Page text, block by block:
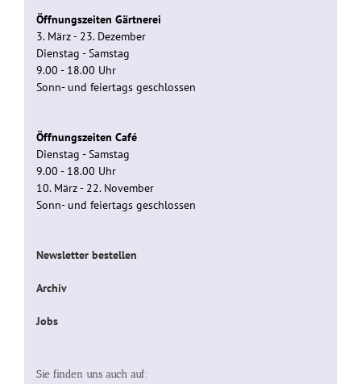
Öffnungszeiten Gärtnerei
3. März - 23. Dezember
Dienstag - Samstag
9.00 - 18.00 Uhr
Sonn- und feiertags geschlossen
Öffnungszeiten Café
Dienstag - Samstag
9.00 - 18.00 Uhr
10. März - 22. November
Sonn- und feiertags geschlossen
Newsletter bestellen
Archiv
Jobs
Sie finden uns auch auf: